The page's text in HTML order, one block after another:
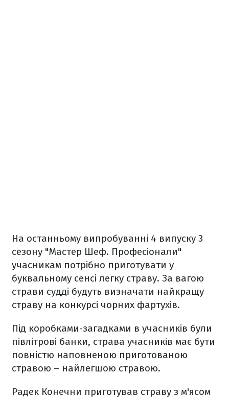
На останньому випробуванні 4 випуску 3
сезону "Мастер Шеф. Професіонали"
учасникам потрібно приготувати у
буквальному сенсі легку страву. За вагою
страви судді будуть визначати найкращу
страву на конкурсі чорних фартухів.
Під коробками-загадками в учасників були
півлітрові банки, страва учасників має бути
повністю наповненою приготованою
стравою – найлегшою стравою.
Радек Конечни приготував страву з м'ясом